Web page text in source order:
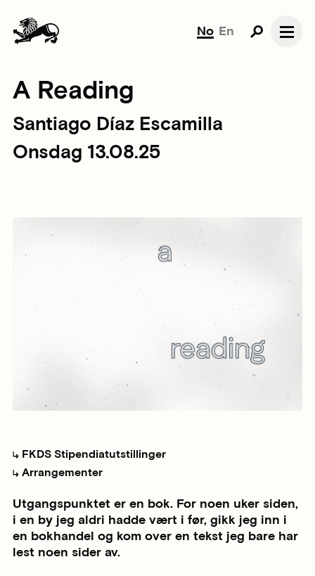
No En
A Reading
Santiago Díaz Escamilla
Onsdag 13.08.25
FKDS Stipendiatutstillinger
Arrangementer
Utgangspunktet er en bok. For noen uker siden,
i en by jeg aldri hadde vært i før, gikk jeg inn i
en bokhandel og kom over en tekst jeg bare har
lest noen sider av.